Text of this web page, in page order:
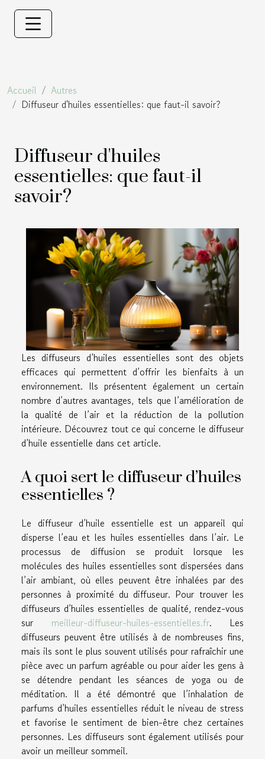
Accueil
Autres
Diffuseur d'huiles essentielles: que faut-il savoir?
Diffuseur d'huiles
essentielles: que faut-il
savoir?
Les diffuseurs d’huiles essentielles sont des objets
efficaces qui permettent d’offrir les bienfaits à un
environnement. Ils présentent également un certain
nombre d’autres avantages, tels que l’amélioration de
la qualité de l’air et la réduction de la pollution
intérieure. Découvrez tout ce qui concerne le diffuseur
d’huile essentielle dans cet article.
A quoi sert le diffuseur d’huiles
essentielles ?
Le diffuseur d’huile essentielle est un appareil qui
disperse l’eau et les huiles essentielles dans l’air. Le
processus de diffusion se produit lorsque les
molécules des huiles essentielles sont dispersées dans
l’air ambiant, où elles peuvent être inhalées par des
personnes à proximité du diffuseur. Pour trouver les
diffuseurs d’huiles essentielles de qualité, rendez-vous
sur meilleur-diffuseur-huiles-essentielles.fr. Les
diffuseurs peuvent être utilisés à de nombreuses fins,
mais ils sont le plus souvent utilisés pour rafraîchir une
pièce avec un parfum agréable ou pour aider les gens à
se détendre pendant les séances de yoga ou de
méditation. Il a été démontré que l’inhalation de
parfums d’huiles essentielles réduit le niveau de stress
et favorise le sentiment de bien-être chez certaines
personnes. Les diffuseurs sont également utilisés pour
avoir un meilleur sommeil.